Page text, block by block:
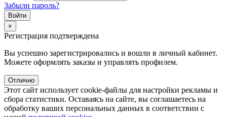
Забыли пароль?
×
Регистрация подтверждена
Вы успешно зарегистрировались и вошли в личный кабинет.
Можете оформлять заказы и управлять профилем.
Отлично
Этот сайт использует cookie-файлы для настройки рекламы и
сбора статистики. Оставаясь на сайте, вы соглашаетесь на
обработку ваших персональных данных в соответствии с